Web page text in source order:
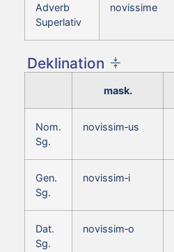
Adverb
Superlativ
novissime
Deklination
mask.
Nom.
Sg.
novissim‑us
Gen.
Sg.
novissim‑i
Dat.
Sg.
novissim‑o